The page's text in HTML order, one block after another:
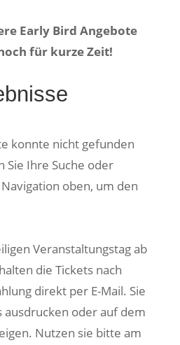
Early Bird Angebote
für kurze Zeit!
konnte nicht gefunden
Ihre Suche oder
oben, um den
Veranstaltungstag ab
die Tickets nach
direkt per E-Mail. Sie
ausdrucken oder auf dem
Nutzen sie bitte am